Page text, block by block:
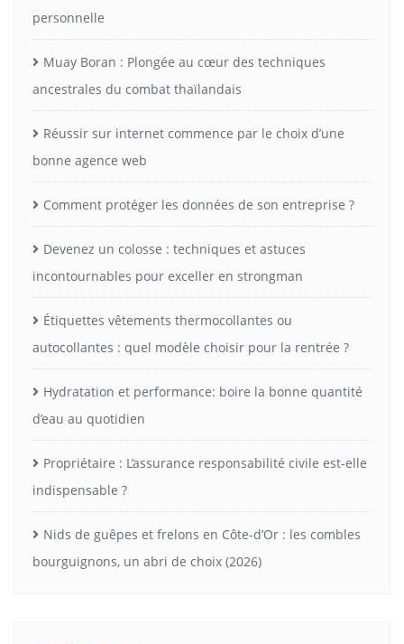
personnelle
Muay Boran : Plongée au cœur des techniques
ancestrales du combat thaïlandais
Réussir sur internet commence par le choix d’une
bonne agence web
Comment protéger les données de son entreprise ?
Devenez un colosse : techniques et astuces
incontournables pour exceller en strongman
Étiquettes vêtements thermocollantes ou
autocollantes : quel modèle choisir pour la rentrée ?
Hydratation et performance: boire la bonne quantité
d’eau au quotidien
Propriétaire : L’assurance responsabilité civile est-elle
indispensable ?
Nids de guêpes et frelons en Côte-d’Or : les combles
bourguignons, un abri de choix (2026)